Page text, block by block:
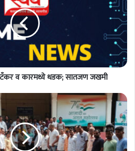
व कारमध्ये धडक; सातजण जखमी